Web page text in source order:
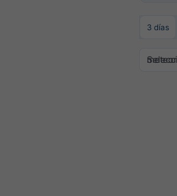
3 días
Seleccionar